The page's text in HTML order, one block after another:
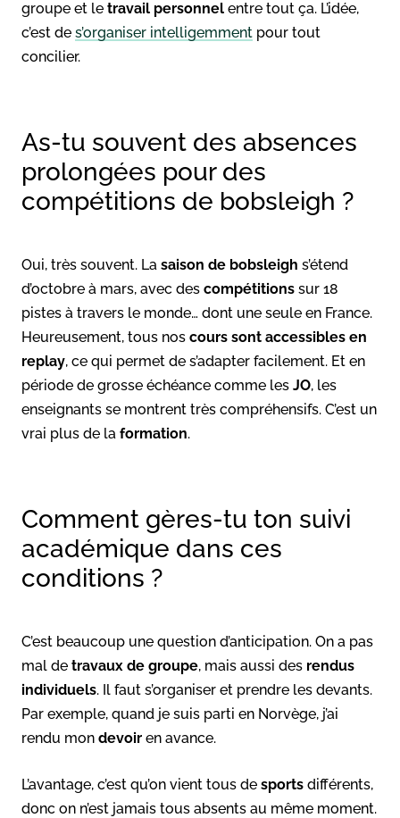
groupe et le travail personnel entre tout ça. L’idée,
c’est de s’organiser intelligemment pour tout
concilier.
As-tu souvent des absences
prolongées pour des
compétitions de bobsleigh ?
Oui, très souvent. La saison de bobsleigh s’étend
d’octobre à mars, avec des compétitions sur 18
pistes à travers le monde… dont une seule en France.
Heureusement, tous nos cours sont accessibles en
replay, ce qui permet de s’adapter facilement. Et en
période de grosse échéance comme les JO, les
enseignants se montrent très compréhensifs. C’est un
vrai plus de la formation.
Comment gères-tu ton suivi
académique dans ces
conditions ?
C’est beaucoup une question d’anticipation. On a pas
mal de travaux de groupe, mais aussi des rendus
individuels. Il faut s’organiser et prendre les devants.
Par exemple, quand je suis parti en Norvège, j’ai
rendu mon devoir en avance.
L’avantage, c’est qu’on vient tous de sports différents,
donc on n’est jamais tous absents au même moment.